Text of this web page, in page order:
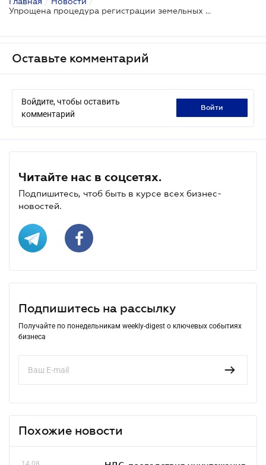
Упрощена процедура регистрации земельных участков
Оставьте комментарий
Войдите, чтобы оставить
комментарий
войти
Читайте нас в соцсетях.
Подпишитесь, чтоб быть в курсе всех бизнес-
новостей.
Подпишитесь на рассылку
Получайте по понедельникам weekly-digest о ключевых событиях
бизнеса
Похожие новости